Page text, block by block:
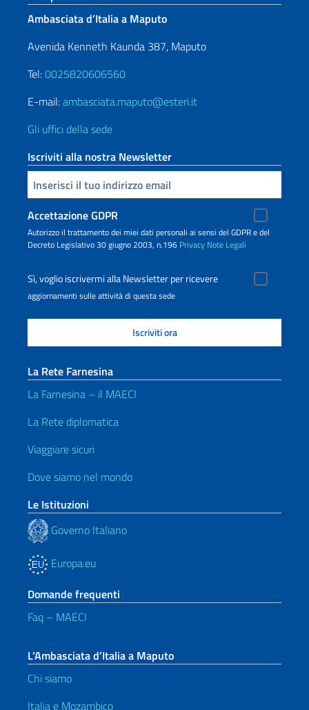
Ambasciata d’Italia a Maputo
Avenida Kenneth Kaunda 387, Maputo
Tel:0025820606560
E-mail:ambasciata.maputo@esteri.it
Gli uffici della sede
Iscriviti alla nostra Newsletter
Inserisci la tua email
Accettazione GDPR
Autorizzo il trattamento dei miei dati personali ai sensi del GDPR e del
Decreto Legislativo 30 giugno 2003, n.196 Privacy Note Legali
Sì, voglio iscrivermi alla Newsletter per ricevere
aggiornamenti sulle attività di questa sede
La Rete Farnesina
La Farnesina – il MAECI
La Rete diplomatica
Viaggiare sicuri
Dove siamo nel mondo
Le Istituzioni
Governo Italiano
Europa.eu
Domande frequenti
Faq – MAECI
L’Ambasciata d’Italia a Maputo
Chi siamo
Italia e Mozambico